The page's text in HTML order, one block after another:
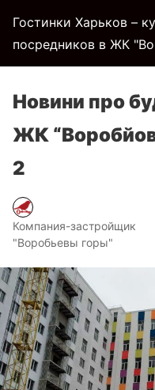
Гостинки Харьков –
посредников в ЖК
Новини про
ЖК
2
Компания-застройщик
"Воробьевы горы"